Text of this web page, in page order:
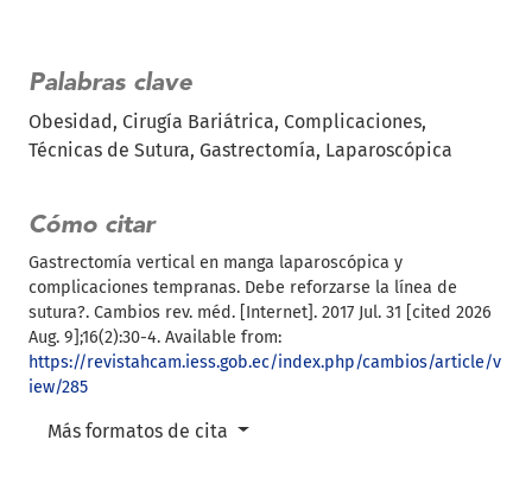
Palabras clave
Obesidad Cirugía Bariátrica Complicaciones
Técnicas de Sutura Gastrectomía Laparoscópica
Cómo citar
Gastrectomía vertical en manga laparoscópica y
complicaciones tempranas. Debe reforzarse la línea de
sutura?. Cambios rev. méd. [Internet]. 2017 Jul. 31 [cited 2026
Aug. 9];16(2):30-4. Available from:
https://revistahcam.iess.gob.ec/index.php/cambios/article/v
iew/285
Más formatos de cita